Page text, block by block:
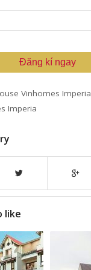
Đăng kí ngay
Vinhomes Imperia
Imperia
like